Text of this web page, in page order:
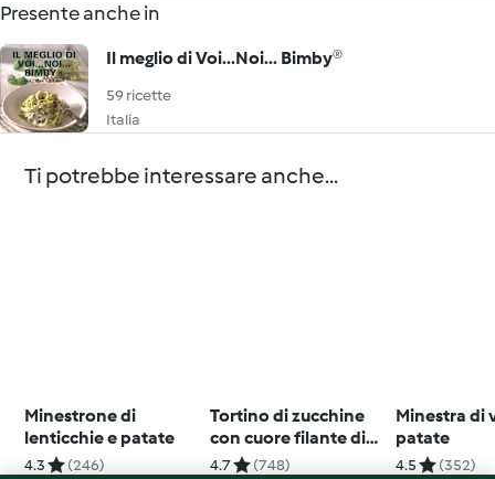
Presente anche in
Il meglio di Voi...Noi... Bimby®
59 ricette
Italia
Ti potrebbe interessare anche...
Minestrone di
lenticchie e patate
4.3 (246)
Tortino di zucchine
con cuore filante di
Gorgonzola
4.7 (748)
Minestra di
patate
4.5 (352)